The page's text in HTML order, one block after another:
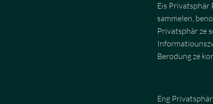
Eis Privatsphär
sammelen,
Privatsphär ze
Berodung ze
Eng